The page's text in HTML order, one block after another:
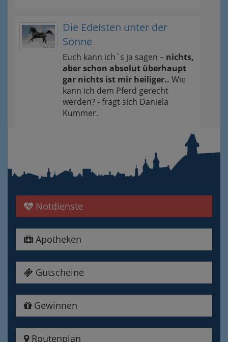
Die Edelsten unter der
Sonne
Euch kann ich´s ja sagen – nichts,
aber schon absolut überhaupt
gar nichts ist mir heiliger.. Wie
kann ich dem Pferd gerecht
werden? - fragt sich Daniela
Kummer.
Notdienste
Apotheken
Gutscheine
Gewinnen
Routenplan